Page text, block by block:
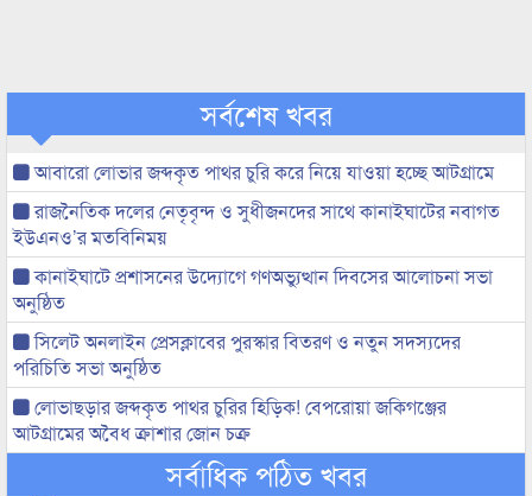
সর্বশেষ খবর
আবারো লোভার জব্দকৃত পাথর চুরি করে নিয়ে যাওয়া হচ্ছে আটগ্রামে
রাজনৈতিক দলের নেতৃবৃন্দ ও সুধীজনদের সাথে কানাইঘাটের নবাগত
ইউএনও’র মতবিনিময়
কানাইঘাটে প্রশাসনের উদ্যোগে গণঅভ্যুত্থান দিবসের আলোচনা সভা
অনুষ্ঠিত
সিলেট অনলাইন প্রেসক্লাবের পুরস্কার বিতরণ ও নতুন সদস্যদের
পরিচিতি সভা অনুষ্ঠিত
লোভাছড়ার জব্দকৃত পাথর চুরির হিড়িক! বেপরোয়া জকিগঞ্জের
আটগ্রামের অবৈধ ক্রাশার জোন চক্র
সর্বাধিক পঠিত খবর